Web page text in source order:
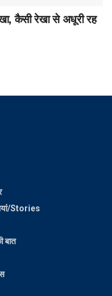
कैसी रेखा से अधूरी रह
Stories
बात